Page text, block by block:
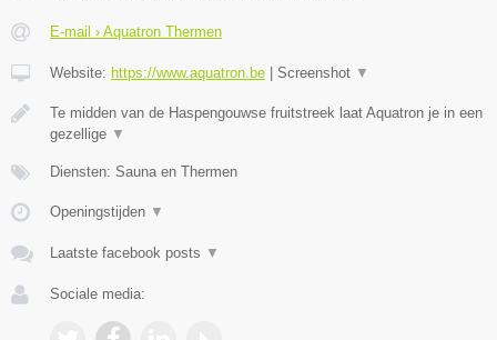
E-mail › Aquatron Thermen
Website: https://www.aquatron.be | Screenshot ▼
Te midden van de Haspengouwse fruitstreek laat Aquatron je in een
gezellige ▼
Diensten: Sauna en Thermen
Openingstijden ▼
Laatste facebook posts ▼
Sociale media: